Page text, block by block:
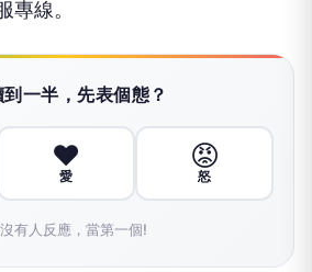
專線。
到一半，先表個態？
❤️
愛
😡
怒
有人反應，當第一個!